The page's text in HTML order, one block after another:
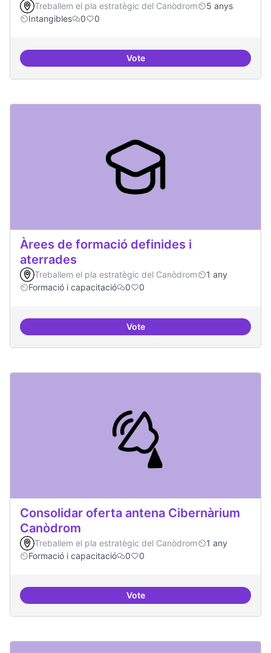
Treballem el pla estratègic del Canòdrom
5 anys
Intangibles
0 0
VotePunt de defensa de Drets Digitals
Àrees de formació definides i
aterrades
Treballem el pla estratègic del Canòdrom
1 any
Formació i capacitació
0 0
VoteÀrees de formació definides i
Consolidar oferta antena Cibernàrium
Canòdrom
Treballem el pla estratègic del Canòdrom
1 any
Formació i capacitació
0 0
VoteConsolidar oferta antena